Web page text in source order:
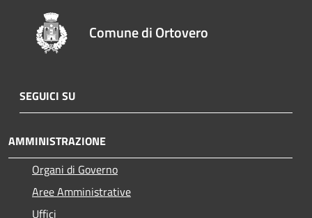
Comune di Ortovero
SEGUICI SU
AMMINISTRAZIONE
Organi di Governo
Aree Amministrative
Uffici